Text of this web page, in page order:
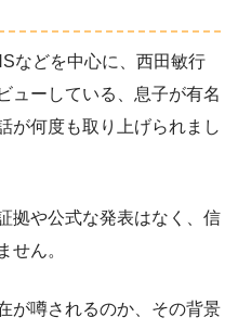
などを中心に、西田敏行
ューしている、息子が有名
が何度も取り上げられまし
拠や公式な発表はなく、信
せん。
が噂されるのか、その背景